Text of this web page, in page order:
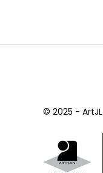
© 2025 - ArtJL